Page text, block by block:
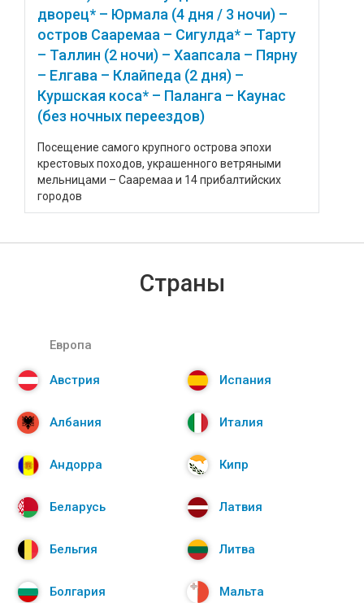
дворец* – Юрмала (4 дня / 3 ночи) –
остров Сааремаа – Сигулда* – Тарту
– Таллин (2 ночи) – Хаапсала – Пярну
– Елгава – Клайпеда (2 дня) –
Куршская коса* – Паланга – Каунас
(без ночных переездов)
Посещение самого крупного острова эпохи
крестовых походов, украшенного ветряными
мельницами – Сааремаа и 14 прибалтийских
городов
Страны
Европа
Австрия
Албания
Андорра
Беларусь
Бельгия
Болгария
Испания
Италия
Кипр
Латвия
Литва
Мальта